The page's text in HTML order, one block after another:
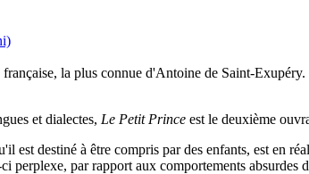
la plus connue d'Antoine de Saint-
et dialectes, Le Petit Prince est le deuxième
est destiné à être compris par des enfants, est en
perplexe, par rapport aux comportements